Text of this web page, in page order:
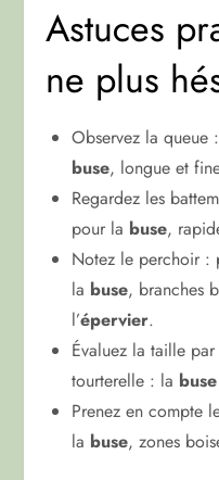
Astuces
ne plus
Observez la queue
buse, longue et
Regardez les
pour la buse,
Notez le perchoir :
la buse, branches
l’épervier.
Évaluez la taille
tourterelle : la buse
Prenez en compte
la buse, zones